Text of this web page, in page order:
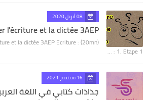
08 أبريل 2020
l'écriture et la dictée 3AEP
et la dictée 3AEP Ecriture : (20mn)
1. Etape 1 : …
16 سبتمبر 2021
جذاذات كتابي في اللغة